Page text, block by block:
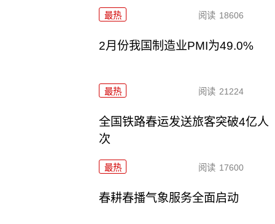
最热 阅读 18606
2月份我国制造业PMI为49.0%
最热 阅读 21224
全国铁路春运发送旅客突破4亿人
次
最热 阅读 17600
春耕春播气象服务全面启动